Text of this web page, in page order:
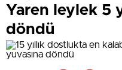
Yaren leylek 5
döndü